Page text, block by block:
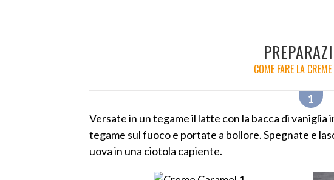
COME FARE LA
Versate in un tegame il latte con la bacca di
tegame sul fuoco e portate a bollore. Spegnate e
uova in una ciotola capiente.